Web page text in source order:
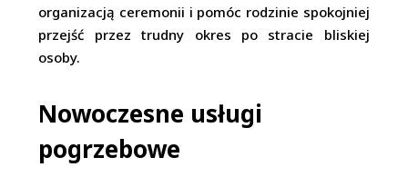
organizacją ceremonii i pomóc rodzinie spokojniej
przejść przez trudny okres po stracie bliskiej
osoby.
Nowoczesne usługi
pogrzebowe